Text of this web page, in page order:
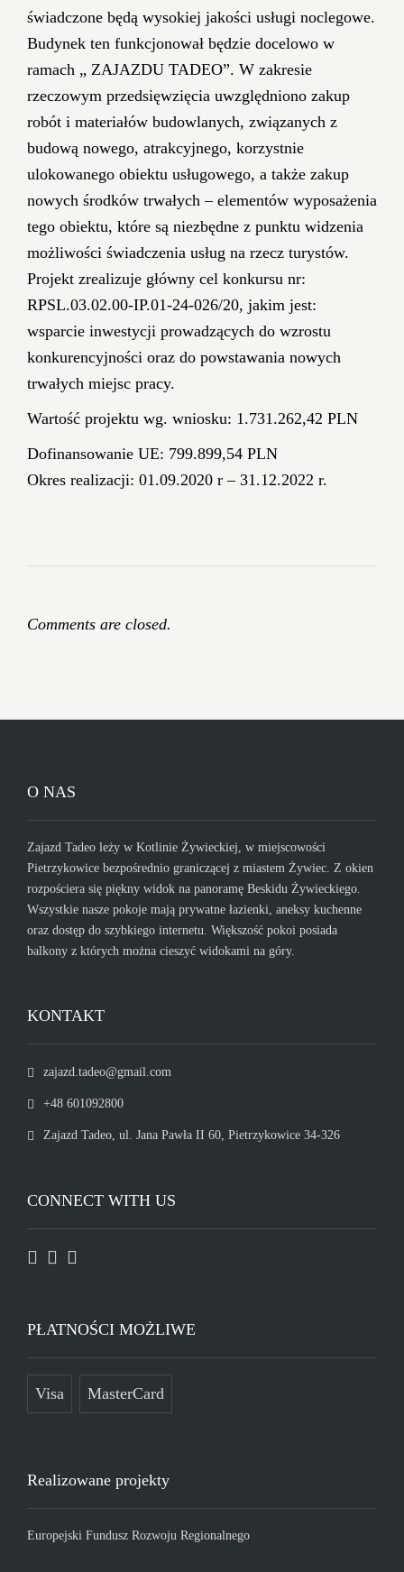
świadczone będą wysokiej jakości usługi noclegowe.
Budynek ten funkcjonował będzie docelowo w
ramach „ ZAJAZDU TADEO”. W zakresie
rzeczowym przedsięwzięcia uwzględniono zakup
robót i materiałów budowlanych, związanych z
budową nowego, atrakcyjnego, korzystnie
ulokowanego obiektu usługowego, a także zakup
nowych środków trwałych – elementów wyposażenia
tego obiektu, które są niezbędne z punktu widzenia
możliwości świadczenia usług na rzecz turystów.
Projekt zrealizuje główny cel konkursu nr:
RPSL.03.02.00-IP.01-24-026/20, jakim jest:
wsparcie inwestycji prowadzących do wzrostu
konkurencyjności oraz do powstawania nowych
trwałych miejsc pracy.
Wartość projektu wg. wniosku: 1.731.262,42 PLN
Dofinansowanie UE: 799.899,54 PLN
Okres realizacji: 01.09.2020 r – 31.12.2022 r.
Comments are closed.
O NAS
Zajazd Tadeo leży w Kotlinie Żywieckiej, w miejscowości
Pietrzykowice bezpośrednio graniczącej z miastem Żywiec. Z okien
rozpościera się piękny widok na panoramę Beskidu Żywieckiego.
Wszystkie nasze pokoje mają prywatne łazienki, aneksy kuchenne
oraz dostęp do szybkiego internetu. Większość pokoi posiada
balkony z których można cieszyć widokami na góry.
KONTAKT
zajazd.tadeo@gmail.com
+48 601092800
Zajazd Tadeo, ul. Jana Pawła II 60, Pietrzykowice 34-326
CONNECT WITH US
PŁATNOŚCI MOŻLIWE
Visa MasterCard
Realizowane projekty
Europejski Fundusz Rozwoju Regionalnego